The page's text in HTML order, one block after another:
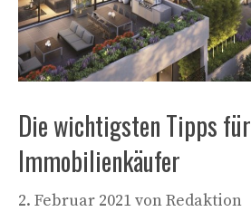
Die wichtigsten Tipps für
Immobilienkäufer
2. Februar 2021vonRedaktion